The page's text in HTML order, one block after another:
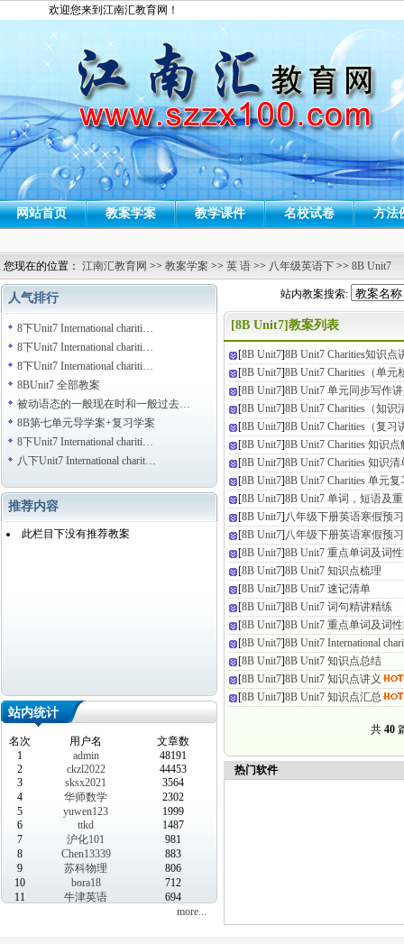
欢迎您来到江南汇教育网！
网站首页 教案学案 教学课件 名校试卷 方法
您现在的位置： 江南汇教育网 >> 教案学案 >> 英 语 >> 八年级英语下 >> 8B Unit7
站内教案搜索:
人气排行
8下Unit7 International chariti…
8下Unit7 International chariti…
8下Unit7 International chariti…
8BUnit7 全部教案
被动语态的一般现在时和一般过去…
8B第七单元导学案+复习学案
8下Unit7 International chariti…
八下Unit7 International charit…
推荐内容
此栏目下没有推荐教案
站内统计
名次 用户名
文章数
1
admin
48191
2
ckzl2022
44453
3
sksx2021
3564
4
华师数学
2302
5
yuwen123
1999
6
ttkd
1487
7
沪化101
981
8
Chen13339
883
9
苏科物理
806
10
bora18
712
11
牛津英语
694
more...
[8B Unit7]教案列表
[8B Unit7]8B Unit7 Charities知识点
[8B Unit7]8B Unit7 Charities（单元
[8B Unit7]8B Unit7 单元同步写作
[8B Unit7]8B Unit7 Charities（知识
[8B Unit7]8B Unit7 Charities（复习
[8B Unit7]8B Unit7 Charities 知识点
[8B Unit7]8B Unit7 Charities 知识清
[8B Unit7]8B Unit7 Charities 单元复
[8B Unit7]8B Unit7 单词，短语及
[8B Unit7]八年级下册英语寒假预
[8B Unit7]八年级下册英语寒假预
[8B Unit7]8B Unit7 重点单词及词
[8B Unit7]8B Unit7 知识点梳理
[8B Unit7]8B Unit7 速记清单
[8B Unit7]8B Unit7 词句精讲精练
[8B Unit7]8B Unit7 重点单词及词
[8B Unit7]8B Unit7 International
[8B Unit7]8B Unit7 知识点总结
[8B Unit7]8B Unit7 知识点讲义
[8B Unit7]8B Unit7 知识点汇总
共 40
热门软件